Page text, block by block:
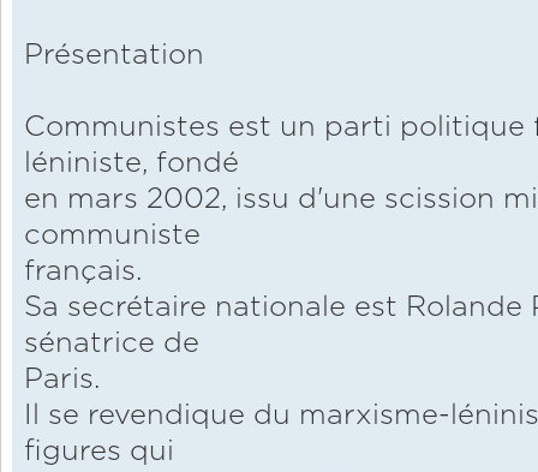
Présentation
Communistes est un parti politique
léniniste, fondé
en mars 2002, issu d'une scission
communiste
français.
Sa secrétaire nationale est Rolande
sénatrice de
Paris.
Il se revendique du marxisme-
figures qui